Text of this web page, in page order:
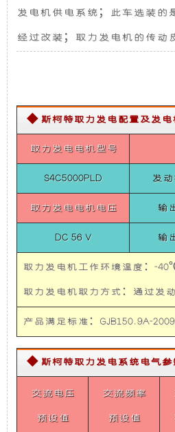
机
而
在
其
增
援
指
挥
车)
取
力
发
电
机
供
电
系
统
(福
特
F150
应
急
救
援
指
挥
车)
5KW
取
力
发
电
机
供
电
系
统
(福
发电机供电系统；此车选装的
经过改装；取力发电机的传动
◆ 斯柯特取力发电配置及发电
取力发电电机型号
S4C5000PLD 发
取力发电电机电压 输
DC 56 V 输
取力发电机工作环境温度：-
取力发电机取力方式：通
产品满足标准：GJB150.9A-
◆ 斯柯特取力发电系统电气参
交流电压
预设值
交流频率
预设值